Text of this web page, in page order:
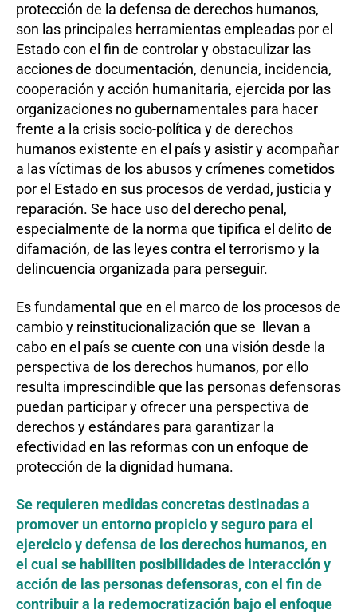
protección de la defensa de derechos humanos,
son las principales herramientas empleadas por el
Estado con el fin de controlar y obstaculizar las
acciones de documentación, denuncia, incidencia,
cooperación y acción humanitaria, ejercida por las
organizaciones no gubernamentales para hacer
frente a la crisis socio-política y de derechos
humanos existente en el país y asistir y acompañar
a las víctimas de los abusos y crímenes cometidos
por el Estado en sus procesos de verdad, justicia y
reparación. Se hace uso del derecho penal,
especialmente de la norma que tipifica el delito de
difamación, de las leyes contra el terrorismo y la
delincuencia organizada para perseguir.
Es fundamental que en el marco de los procesos de
cambio y reinstitucionalización que se llevan a
cabo en el país se cuente con una visión desde la
perspectiva de los derechos humanos, por ello
resulta imprescindible que las personas defensoras
puedan participar y ofrecer una perspectiva de
derechos y estándares para garantizar la
efectividad en las reformas con un enfoque de
protección de la dignidad humana.
Se requieren medidas concretas destinadas a
promover un entorno propicio y seguro para el
ejercicio y defensa de los derechos humanos, en
el cual se habiliten posibilidades de interacción y
acción de las personas defensoras, con el fin de
contribuir a la redemocratización bajo el enfoque